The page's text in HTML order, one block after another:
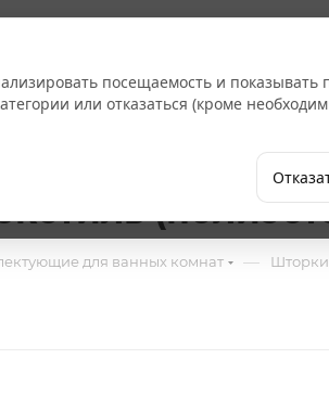
Компания
для ванных комнат —
посещаемость и
или отказаться (кроме